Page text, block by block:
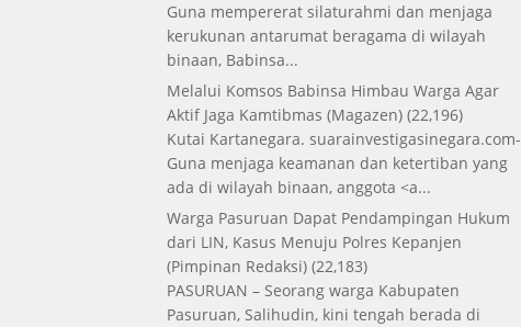
Guna mempererat silaturahmi dan menjaga
kerukunan antarumat beragama di wilayah
binaan, Babinsa...
Melalui Komsos Babinsa Himbau Warga Agar
Aktif Jaga Kamtibmas (Magazen) (22,196)
Kutai Kartanegara. suarainvestigasinegara.com-
Guna menjaga keamanan dan ketertiban yang
ada di wilayah binaan, anggota <a...
Warga Pasuruan Dapat Pendampingan Hukum
dari LIN, Kasus Menuju Polres Kepanjen
(Pimpinan Redaksi) (22,183)
PASURUAN – Seorang warga Kabupaten
Pasuruan, Salihudin, kini tengah berada di